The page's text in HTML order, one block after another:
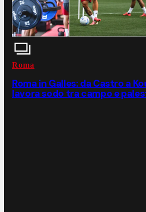
Roma
Roma in Galles: da Castro a
lavora sodo tra campo e